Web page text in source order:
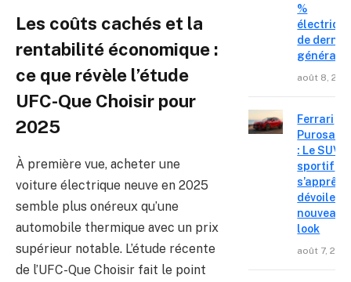
Les coûts cachés et la
rentabilité économique :
ce que révèle l’étude
UFC-Que Choisir pour
2025
À première vue, acheter une
voiture électrique neuve en 2025
semble plus onéreux qu’une
automobile thermique avec un prix
supérieur notable. L’étude récente
de l’UFC-Que Choisir fait le point
%
de
août 8,
Ferrari
: Le SUV
sportif
s’apprête
dévoiler
nouveau
look
août 7,